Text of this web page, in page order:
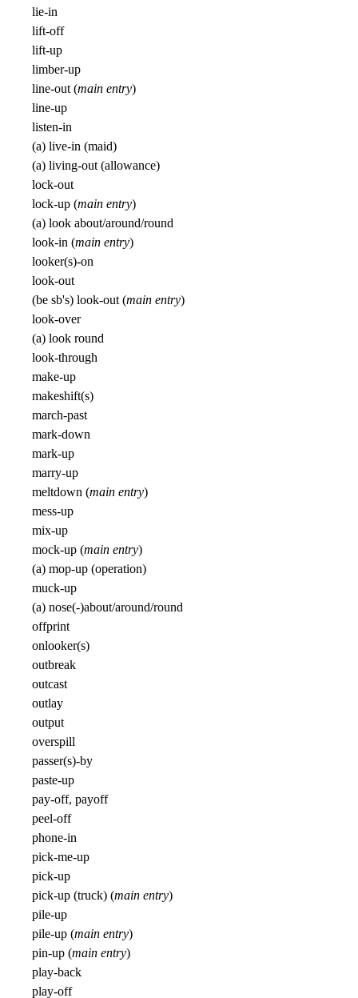
lie-in
lift-off
lift-up
limber-up
line-out (main entry)
line-up
listen-in
(a) live-in (maid)
(a) living-out (allowance)
lock-out
lock-up (main entry)
(a) look about/around/round
look-in (main entry)
looker(s)-on
look-out
(be sb's) look-out (main entry)
look-over
(a) look round
look-through
make-up
makeshift(s)
march-past
mark-down
mark-up
marry-up
meltdown (main entry)
mess-up
mix-up
mock-up (main entry)
(a) mop-up (operation)
muck-up
(a) nose(-)about/around/round
offprint
onlooker(s)
outbreak
outcast
outlay
output
overspill
passer(s)-by
paste-up
pay-off, payoff
peel-off
phone-in
pick-me-up
pick-up
pick-up (truck) (main entry)
pile-up
pile-up (main entry)
pin-up (main entry)
play-back
play-off